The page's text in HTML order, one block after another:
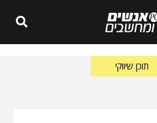
תוכן שיווקי